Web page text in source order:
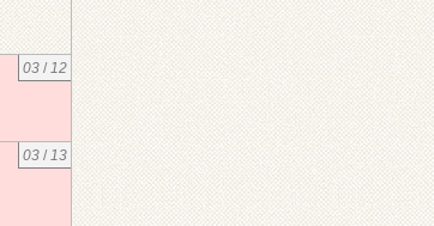
03 /12
03 /13